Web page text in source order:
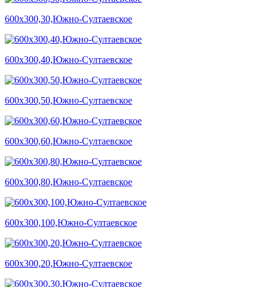
600х300,30,Южно-Султаевское
600х300,40,Южно-Султаевское
600х300,50,Южно-Султаевское
600х300,60,Южно-Султаевское
600х300,80,Южно-Султаевское
600х300,100,Южно-Султаевское
600х300,20,Южно-Султаевское